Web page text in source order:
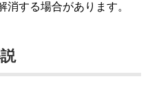
消する場合があります。